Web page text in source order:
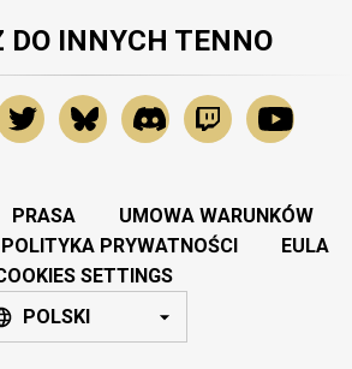
DO INNYCH TENNO
PRASA
UMOWA WARUNKÓW
POLITYKA PRYWATNOŚCI
EULA
SETTINGS
POLSKI